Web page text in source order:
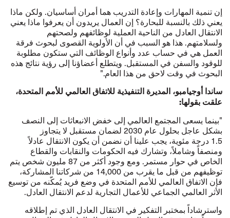
إن تنمية المهارات وإعادة التدريب هما أمران أساسيان. ولكن ماذا
يعني ذلك بالنسبة للبحارة؟ إن العمال يريدون أن يعرفوا ماذا يعني
الانتقال العادل من الناحية العملية لوظائفهم ولصحتهم
ولسلامتهم. هذا هو السبب في أن الأولوية القصوى لبحوث فرقة
العمل هي في حساب عدد وأنواع الوظائف التي ستكون مطلوبة
للوقود والسفن في المستقبل. ويتطلع أعضاؤنا إلى رؤية نتائج هذه
البحوث في وقت لاحق من هذا العام."
ساندا أوجيامبو، المديرة التنفيذية للاتفاق العالمي للأمم المتحدة،
علقت بقولها:
"بينما يسعى المجتمع العالمي إلى خفض الانبعاثات إلى النصف
بشكل عاجل بحلول عام 2030 لضمان مستقبل لا يتجاوز
1.5 درجة مئوية، يجب علينا أن نضمن أن يكون الانتقال عادلاً
ومنصفاً وشاملاً، وتشارك فيه الحكومات والنقابات والقطاع
الخاص في حوار مستمر. ومع وجود أكثر من 87 مليون شخص يتم
توظيفهم من قبل ما يقرب من 14,000 من شركاتنا المشاركة،
فإن الاتفاق العالمي للأمم المتحدة في وضع فريد يُمكّنه من توسيع
الأثر العالمي الجماعي للأعمال التجارية لدعم الانتقال العادل.
واسترشاداًبمختبر التفكير في الانتقال العادل الذي تم إطلاقه